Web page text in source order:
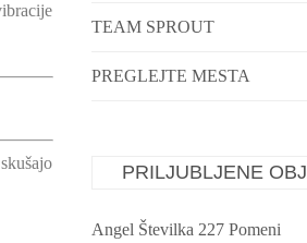
TEAM SPROUT
PREGLEJTE MESTA
PRILJUBLJENE
Angel Številka 227 Pomeni